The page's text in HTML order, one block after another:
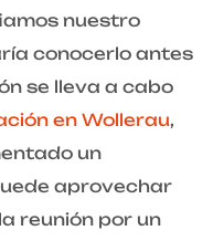
nuestro
conocerlo antes
se lleva a cabo
en Wollerau,
un
aprovechar
reunión por un